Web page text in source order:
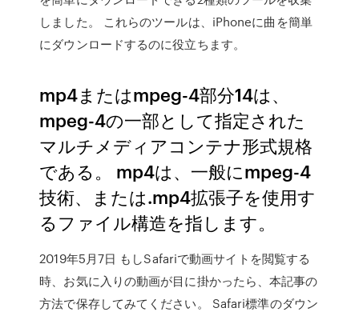
しました。 これらのツールは、iPhoneに曲を簡単
にダウンロードするのに役立ちます。
mp4またはmpeg-4部分14は、
mpeg-4の一部として指定された
マルチメディアコンテナ形式規格
である。 mp4は、一般にmpeg-4
技術、または.mp4拡張子を使用す
るファイル構造を指します。
2019年5月7日 もしSafariで動画サイトを閲覧する
時、お気に入りの動画が目に掛かったら、本記事の
方法で保存してみてください。 Safari標準のダウン